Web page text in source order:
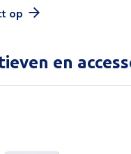
op
en